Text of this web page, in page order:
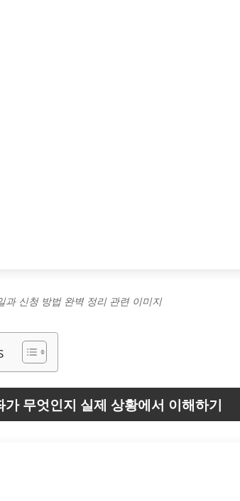
과 신청 방법 완벽 정리 관련 이미지
무엇인지 실제 상황에서 이해하기